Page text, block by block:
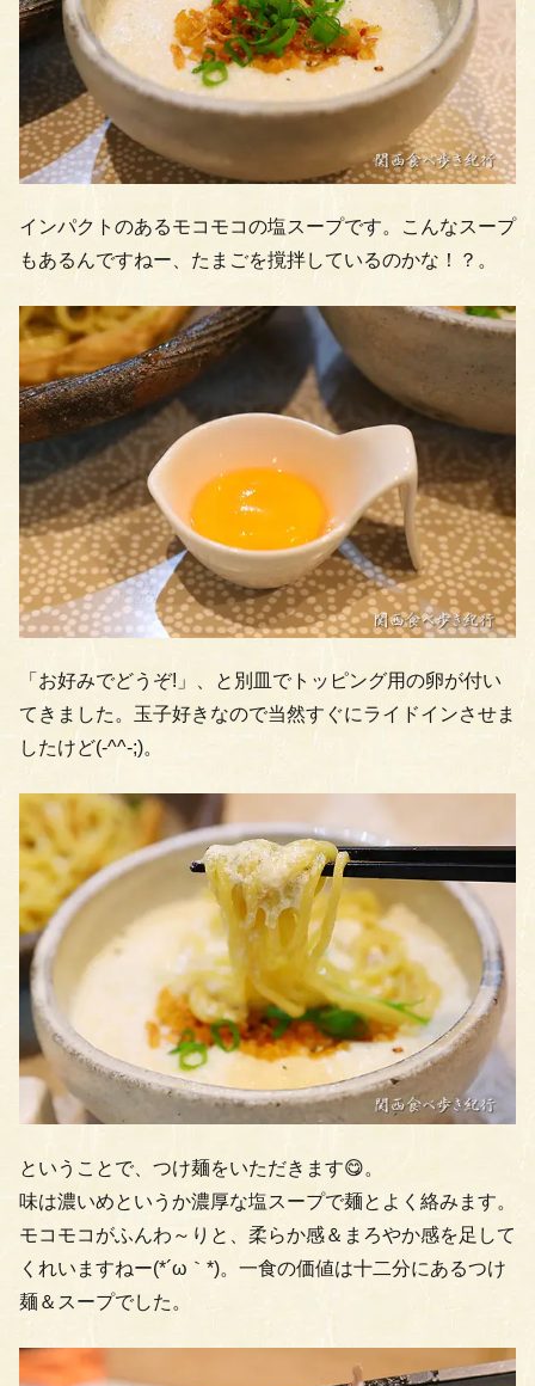
インパクトのあるモコモコの塩スープです。こんなスープ
もあるんですねー、たまごを撹拌しているのかな！？。
「お好みでどうぞ!」、と別皿でトッピング用の卵が付い
てきました。玉子好きなので当然すぐにライドインさせま
したけど(-^^-;)。
ということで、つけ麺をいただきます😋。
味は濃いめというか濃厚な塩スープで麺とよく絡みます。
モコモコがふんわ～りと、柔らか感＆まろやか感を足して
くれいますねー(*´ω｀*)。一食の価値は十二分にあるつけ
麺＆スープでした。